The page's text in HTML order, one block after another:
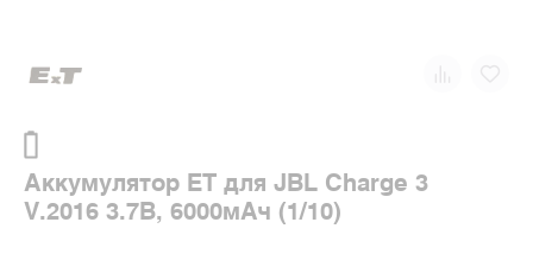
Аккумулятор ET для JBL Charge 3
V.2016 3.7В, 6000мАч (1/10)